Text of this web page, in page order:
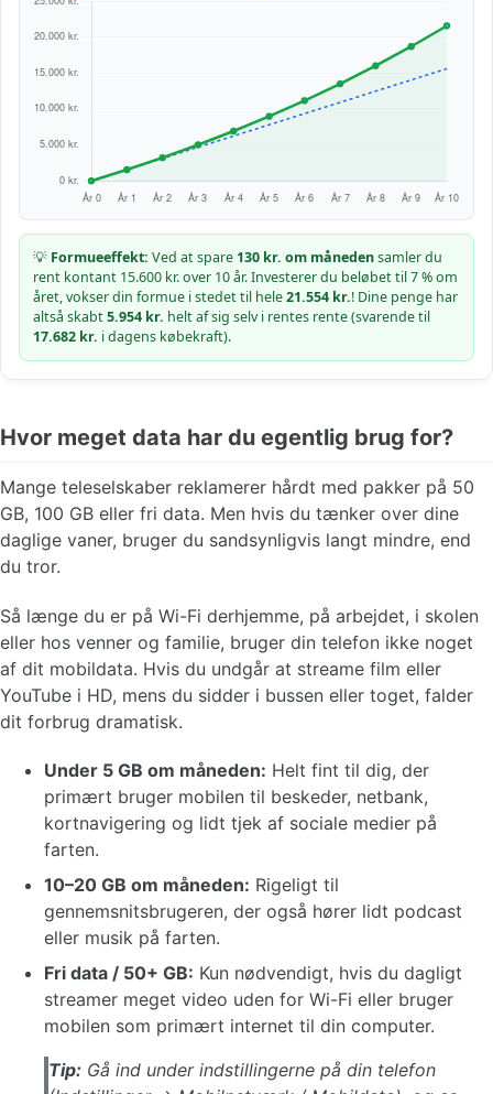
💡 Formueeffekt: Ved at spare 130 kr. om månedensamler du
rent kontant 15.600 kr. over 10 år. Investerer du beløbet til 7 % om
året, vokser din formue i stedet til hele21.554 kr.! Dine penge har
altså skabt5.954 kr. helt af sig selv i rentes rente (svarende til
17.682 kr. i dagens købekraft).
Hvor meget data har du egentlig brug for?
Mange teleselskaber reklamerer hårdt med pakker på 50
GB, 100 GB eller fri data. Men hvis du tænker over dine
daglige vaner, bruger du sandsynligvis langt mindre, end
du tror.
Så længe du er på Wi-Fi derhjemme, på arbejdet, i skolen
eller hos venner og familie, bruger din telefon ikke noget
af dit mobildata. Hvis du undgår at streame film eller
YouTube i HD, mens du sidder i bussen eller toget, falder
dit forbrug dramatisk.
Under 5 GB om måneden: Helt fint til dig, der
primært bruger mobilen til beskeder, netbank,
kortnavigering og lidt tjek af sociale medier på
farten.
10–20 GB om måneden: Rigeligt til
gennemsnitsbrugeren, der også hører lidt podcast
eller musik på farten.
Fri data / 50+ GB: Kun nødvendigt, hvis du dagligt
streamer meget video uden for Wi-Fi eller bruger
mobilen som primært internet til din computer.
Tip: Gå ind under indstillingerne på din telefon